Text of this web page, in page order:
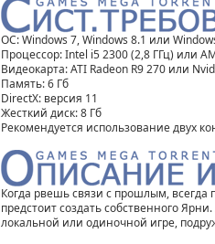
ОС: Windows 7, Windows 8.1 или
Процессор: Intel i5 2300 (2,8 ГГц) или
Видеокарта: ATI Radeon R9 270 или
Память: 6 Гб
DirectX: версия 11
Жесткий диск: 8 Гб
Рекомендуется использование двух
Когда рвешь связи с прошлым,
предстоит создать собственного
локальной или одиночной игре,